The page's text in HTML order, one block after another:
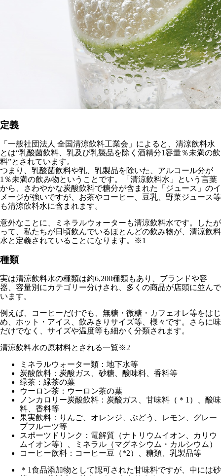
定義
「一般社団法人 全国清涼飲料工業会」によると、清涼飲料水
とは“乳酸菌飲料、乳及び乳製品を除く酒精分1容量％未満の飲
料”とされています。
つまり、乳酸菌飲料や乳、乳製品を除いた、アルコール分が
1％未満の飲み物ということです。「清涼飲料水」という言葉
から、さわやかな炭酸飲料で糖分が含まれた「ジュース」のイ
メージが強いですが、お茶やコーヒー、豆乳、野菜ジュース等
も清涼飲料水に含まれます。
意外なことに、ミネラルウォーターも清涼飲料水です。したが
って、私たちが日頃飲んでいるほとんどの飲み物が、清涼飲料
水と定義されていることになります。※1
種類
実は清涼飲料水の種類は約6,200種類もあり、ブランドや容
器、容量別にカテゴリー分けされ、多くの商品が店頭に並んで
います。
例えば、コーヒーだけでも、無糖・微糖・カフェオレ等をはじ
め、ホット・アイス、飲みきりサイズ等、様々です。さらに味
だけでなく、サイズや温度等も細かく分類されます。
清涼飲料水の原材料とされる一覧※2
ミネラルウォーター類：地下水等
炭酸飲料：炭酸ガス、砂糖、酸味料、香料等
緑茶：緑茶の葉
ウーロン茶：ウーロン茶の葉
ノンカロリー炭酸飲料：炭酸ガス、甘味料（＊1）、酸味
料、香料等
果実飲料：りんご、オレンジ、ぶどう、レモン、グレー
プフルーツ等
スポーツドリンク：電解質（ナトリウムイオン、カリウ
ムイオン等）、ミネラル（マグネシウム・カルシウム）
コーヒー飲料：コーヒー豆（*2）、糖類、乳製品等
＊1食品添加物として認可された甘味料ですが、中には砂